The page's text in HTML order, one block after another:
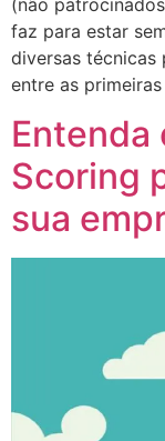
faz para estar
diversas técnicas
entre as
Entenda
Scoring
sua